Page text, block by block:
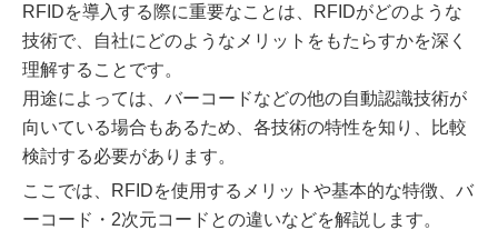
RFIDを導入する際に重要なことは、RFIDがどのような
技術で、自社にどのようなメリットをもたらすかを深く
理解することです。
用途によっては、バーコードなどの他の自動認識技術が
向いている場合もあるため、各技術の特性を知り、比較
検討する必要があります。
ここでは、RFIDを使用するメリットや基本的な特徴、バ
ーコード・2次元コードとの違いなどを解説します。